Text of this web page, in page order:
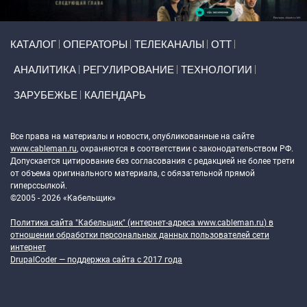
КАТАЛОГ ОПЕРАТОРЫ ТЕЛЕКАНАЛЫ ОТТ
АНАЛИТИКА РЕГУЛИРОВАНИЕ ТЕХНОЛОГИИ
ЗАРУБЕЖЬЕ КАЛЕНДАРЬ
Все права на материалы и новости, опубликованные на сайте
www.cableman.ru, охраняются в соответствии с законодательством РФ.
Допускается цитирование без согласования с редакцией не более трети
от объема оригинального материала, с обязательной прямой
гиперссылкой.
©2005 - 2026 «Кабельщик»
Политика сайта "Кабельщик" (интернет-адреса www.cableman.ru) в
отношении обработки персональных данных пользователей сети
интернет
DrupalCoder — поддержка сайта c 2017 года